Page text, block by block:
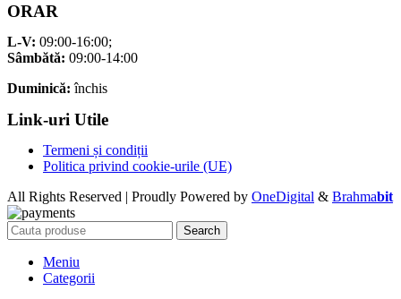
ORAR
L-V: 09:00-16:00;
Sâmbătă: 09:00-14:00
Duminică: închis
Link-uri Utile
Termeni și condiții
Politica privind cookie-urile (UE)
All Rights Reserved | Proudly Powered by OneDigital & Brahmabit
Search
Meniu
Categorii